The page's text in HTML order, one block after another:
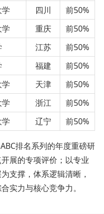
四川
前50%
重庆
前50%
江苏
前50%
福建
前50%
天津
前50%
浙江
前50%
辽宁 前50%
排名系列的年度重磅研
展的专项评价；以专业
支撑，体系逻辑清晰，
实力与核心竞争力。